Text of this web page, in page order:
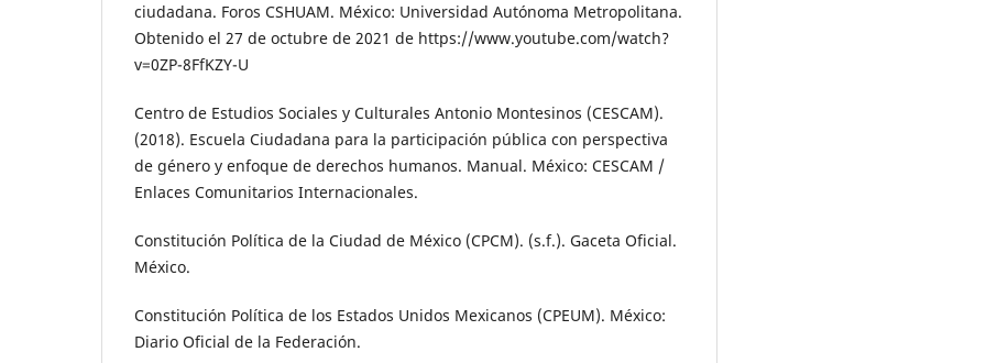
ciudadana. Foros CSHUAM. México: Universidad Autónoma Metropolitana.
Obtenido el 27 de octubre de 2021 de https://www.youtube.com/watch?
v=0ZP-8FfKZY-U
Centro de Estudios Sociales y Culturales Antonio Montesinos (CESCAM).
(2018). Escuela Ciudadana para la participación pública con perspectiva
de género y enfoque de derechos humanos. Manual. México: CESCAM /
Enlaces Comunitarios Internacionales.
Constitución Política de la Ciudad de México (CPCM). (s.f.). Gaceta Oficial.
México.
Constitución Política de los Estados Unidos Mexicanos (CPEUM). México:
Diario Oficial de la Federación.